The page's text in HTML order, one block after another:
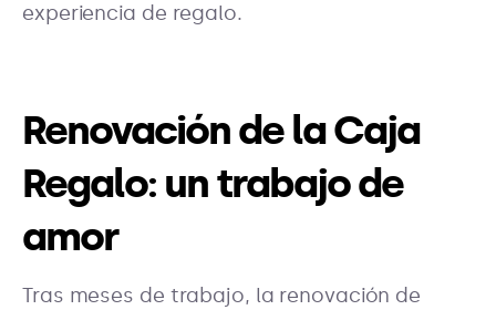
experiencia de regalo.
Renovación de la Caja
Regalo: un trabajo de
amor
Tras meses de trabajo, la renovación de